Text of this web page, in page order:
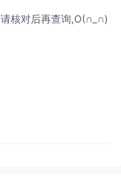
核对后再查询,O(∩_∩)